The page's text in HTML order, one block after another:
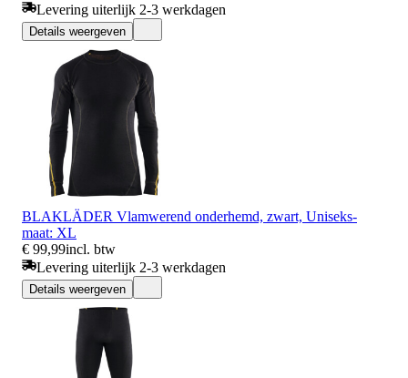
Levering uiterlijk 2-3 werkdagen
Details weergeven
BLAKLÄDER Vlamwerend onderhemd, zwart, Uniseks-
maat: XL
€ 99,99incl. btw
Levering uiterlijk 2-3 werkdagen
Details weergeven